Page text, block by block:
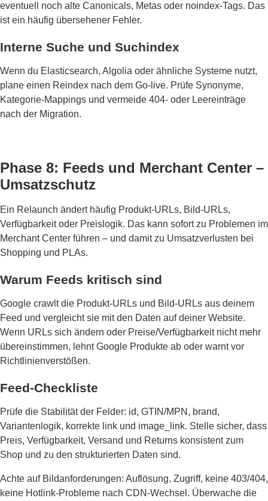
eventuell noch alte Canonicals, Metas oder noindex-Tags. Das
ist ein häufig übersehener Fehler.
Interne Suche und Suchindex
Wenn du Elasticsearch, Algolia oder ähnliche Systeme nutzt,
plane einen Reindex nach dem Go-live. Prüfe Synonyme,
Kategorie-Mappings und vermeide 404- oder Leereinträge
nach der Migration.
Phase 8: Feeds und Merchant Center –
Umsatzschutz
Ein Relaunch ändert häufig Produkt-URLs, Bild-URLs,
Verfügbarkeit oder Preislogik. Das kann sofort zu Problemen im
Merchant Center führen – und damit zu Umsatzverlusten bei
Shopping und PLAs.
Warum Feeds kritisch sind
Google crawlt die Produkt-URLs und Bild-URLs aus deinem
Feed und vergleicht sie mit den Daten auf deiner Website.
Wenn URLs sich ändern oder Preise/Verfügbarkeit nicht mehr
übereinstimmen, lehnt Google Produkte ab oder warnt vor
Richtlinienverstößen.
Feed-Checkliste
Prüfe die Stabilität der Felder: id, GTIN/MPN, brand,
Variantenlogik, korrekte link und image_link. Stelle sicher, dass
Preis, Verfügbarkeit, Versand und Returns konsistent zum
Shop und zu den strukturierten Daten sind.
Achte auf Bildanforderungen: Auflösung, Zugriff, keine 403/404,
keine Hotlink-Probleme nach CDN-Wechsel. Überwache die